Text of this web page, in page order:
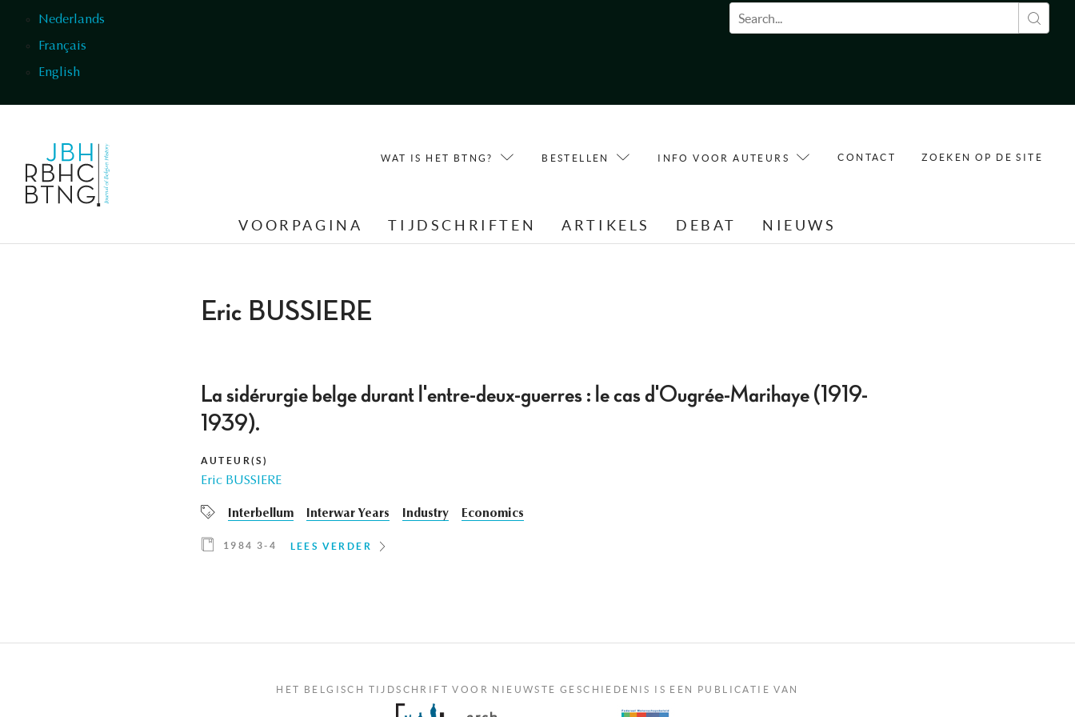
Nederlands
Français
English
Zoekveld
WAT IS HET BTNG? BESTELLEN INFO VOOR AUTEURS CONTACT ZOEKEN OP DE SITE
VOORPAGINA TIJDSCHRIFTEN ARTIKELS DEBAT NIEUWS
Eric BUSSIERE
La sidérurgie belge durant l'entre-deux-guerres : le cas d'Ougrée-Marihaye (1919-
1939).
AUTEUR(S)
Eric BUSSIERE
Interbellum Interwar Years Industry Economics
1984 3-4 LEES VERDER
HET BELGISCH TIJDSCHRIFT VOOR NIEUWSTE GESCHIEDENIS IS EEN PUBLICATIE VAN